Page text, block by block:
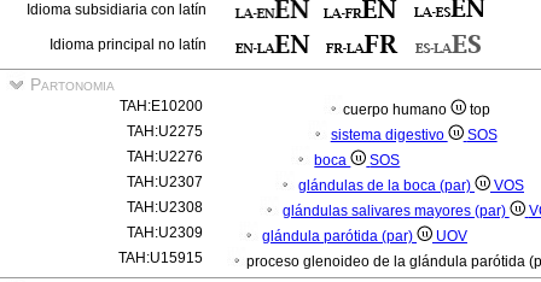
Idioma subsidiaria con latín
Idioma principal no latín
Partonomia
TAH:E10200 cuerpo humano
top
TAH:U2275
sistema digestivo
SOS
TAH:U2276
boca
SOS
TAH:U2307
glándulas de la boca (par)
VOS
TAH:U2308
glándulas salivares mayores (par)
TAH:U2309
glándula parótida (par)
UOV
TAH:U15915
proceso glenoideo de la glándula parótida